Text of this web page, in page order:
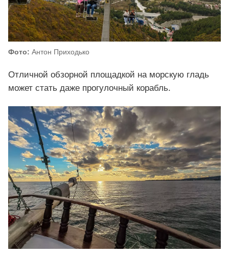
Фото: Антон Приходько
Отличной обзорной площадкой на морскую гладь
может стать даже прогулочный корабль.